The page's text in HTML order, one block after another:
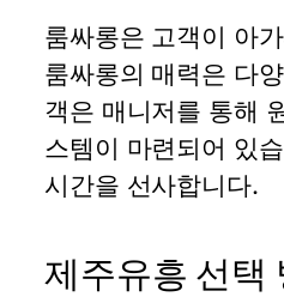
룸싸롱은 고객이 아
룸싸롱의 매력은 다
객은 매니저를 통해
스템이 마련되어 있
시간을 선사합니다.
제주유흥 선택